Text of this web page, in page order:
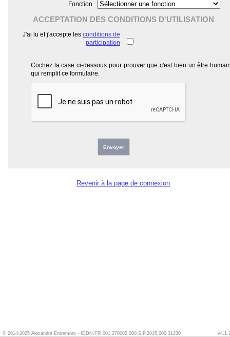
Fonction
ACCEPTATION DES CONDITIONS D'UTILISATION
J'ai lu et j'accepte les conditions de
participation
Cochez la case ci-dessous pour prouver que c'est bien un être
qui remplit ce formulaire.
Envoyer
Revenir à la page de connexion
© 2014-2025 Alexandre Entremont - IDDN.FR.001.270002.000.S.P.2015.000.31230